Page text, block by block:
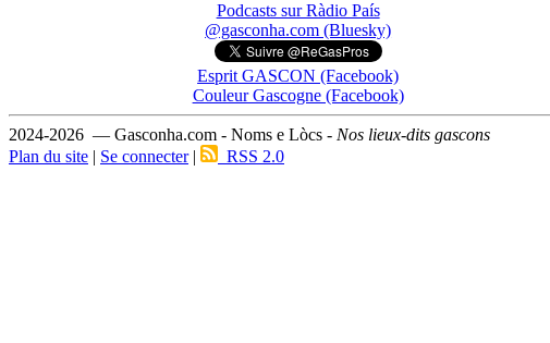
Podcasts sur Ràdio País
@gasconha.com (Bluesky)
Esprit GASCON (Facebook)
Couleur Gascogne (Facebook)
2024-2026 — Gasconha.com - Noms e Lòcs - Nos lieux-dits gascons
Plan du site | Se connecter| RSS 2.0